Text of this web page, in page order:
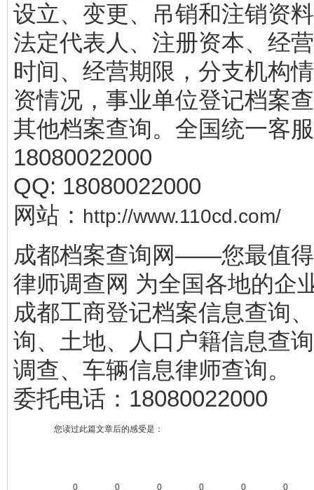
设立、变更、吊销和注销资
法定代表人、注册资本、经
时间、经营期限，分支机构
资情况，事业单位登记档案
其他档案查询。全国统一客
18080022000
QQ: 18080022000
网站： http://www.110cd.com/
成都档案查询网——您最值
律师调查网 为全国各地的企
成都工商登记档案信息查询
询、土地、人口户籍信息查
调查、车辆信息律师查询。
委托电话：18080022000
您读过此篇文章后的感受是：
0 0 0 0 0 0